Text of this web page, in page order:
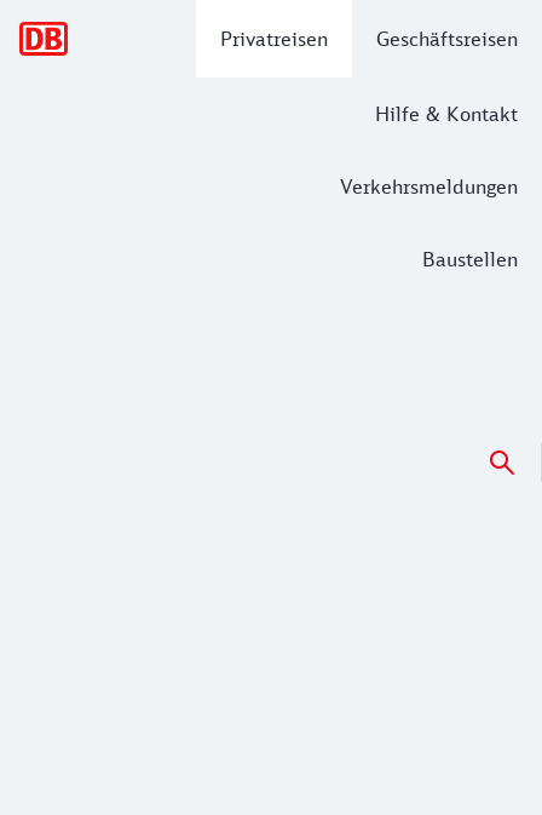
Privatreisen Geschäftsreisen
Hilfe & Kontakt
Verkehrsmeldungen
Baustellen